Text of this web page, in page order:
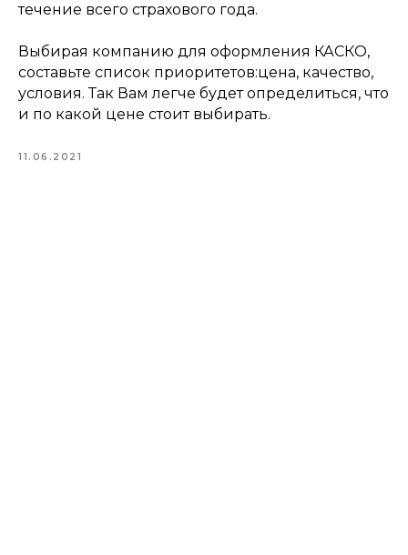
течение всего страхового года.
Выбирая компанию для оформления КАСКО,
составьте список приоритетов:цена, качество,
условия. Так Вам легче будет определиться, что
и по какой цене стоит выбирать.
11.06.2021